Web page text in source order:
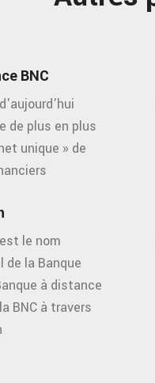
BNC
de plus en plus
unique » de
le nom
de la Banque
à distance
BNC à travers